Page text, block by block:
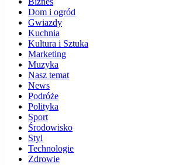
Dom i ogród
Gwiazdy
Kuchnia
Kultura i Sztuka
Marketing
Muzyka
Nasz temat
News
Podróże
Polityka
Sport
Środowisko
Styl
Technologie
Zdrowie